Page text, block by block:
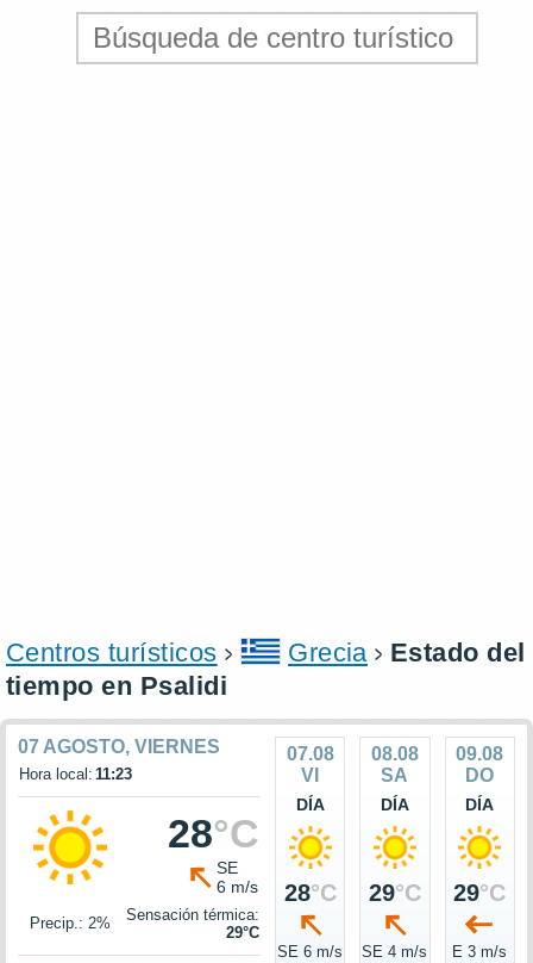
Centros turísticos Grecia
Estado del
tiempo en Psalidi
07 AGOSTO, VIERNES
Hora local: 11:23
28°C
SE
6 m/s
Precip.: 2%
Sensación térmica:
29°C
07.08
VI
DÍA
28°C
SE 6 m/s
08.08
SA
DÍA
29°C
SE 4 m/s
09.08
DO
DÍA
29°C
E 3 m/s